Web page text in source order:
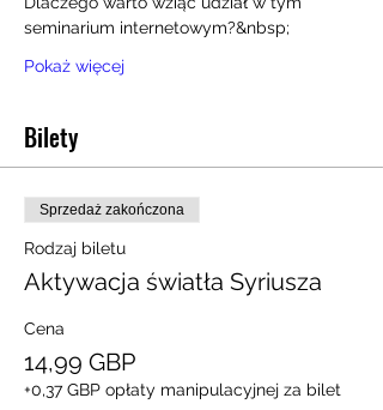
seminarium internetowym?&nbsp;
Pokaż więcej
Bilety
Sprzedaż zakończona
Rodzaj biletu
Aktywacja światła Syriusza
Cena
14,99 GBP
+0,37 GBP opłaty manipulacyjnej za bilet